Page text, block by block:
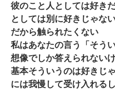
宅飲みで女友達の乳を見てしまっ
嫁が弁護士を連れてきて「悪いと
ろ」→ 俺「完全に恐喝になってま
て知ってる？」
【まぬけ】夫「離婚だ！」私「わ
だ！」私「いいけど弁護士通して
彼のこと人としては好き
としては別に好きじゃな
だから触られたくない
私はあなたの言う「そう
想像でしか答えられない
基本そういうのは好きじ
には我慢して受け入れる